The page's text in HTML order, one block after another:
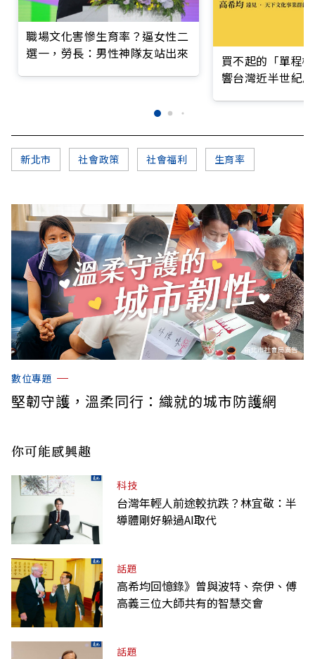
職場文化害慘生育率？逼女性二
選一，勞長：男性神隊友站出來
買不起的「單程
響台灣近半世紀
新北市 社會政策 社會福利 生育率
數位專題
堅韌守護，溫柔同行：織就的城市防護網
你可能感興趣
科技
台灣年輕人前途較抗跌？林宜敬：半
導體剛好躲過AI取代
話題
高希均回憶錄》曾與波特、奈伊、傅
高義三位大師共有的智慧交會
話題